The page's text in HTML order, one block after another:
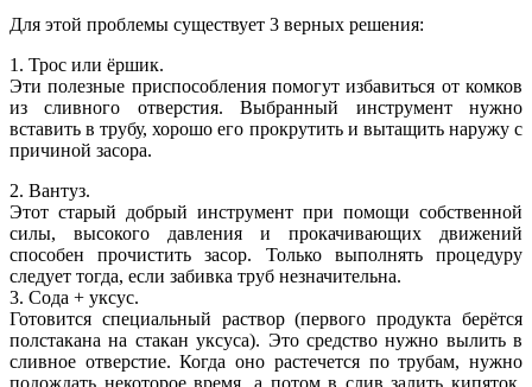
Для этой проблемы существует 3 верных решения:
1. Трос или ёршик.
Эти полезные приспособления помогут избавиться от комков
из сливного отверстия. Выбранный инструмент нужно
вставить в трубу, хорошо его прокрутить и вытащить наружу с
причиной засора.
2. Вантуз.
Этот старый добрый инструмент при помощи собственной
силы, высокого давления и прокачивающих движений
способен прочистить засор. Только выполнять процедуру
следует тогда, если забивка труб незначительна.
3. Сода + уксус.
Готовится специальный раствор (первого продукта берётся
полстакана на стакан уксуса). Это средство нужно вылить в
сливное отверстие. Когда оно растечется по трубам, нужно
подождать некоторое время, а потом в слив залить кипяток.